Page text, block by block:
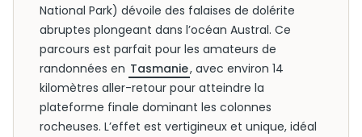
National Park) dévoile des falaises de dolérite
abruptes plongeant dans l’océan Austral. Ce
parcours est parfait pour les amateurs de
randonnées en Tasmanie, avec environ 14
kilomètres aller-retour pour atteindre la
plateforme finale dominant les colonnes
rocheuses. L’effet est vertigineux et unique, idéal